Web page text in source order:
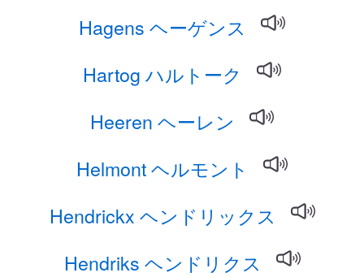
Hagens ヘーゲンス
Hartog ハルトーク
Heeren ヘーレン
Helmont ヘルモント
Hendrickx ヘンドリックス
Hendriks ヘンドリクス